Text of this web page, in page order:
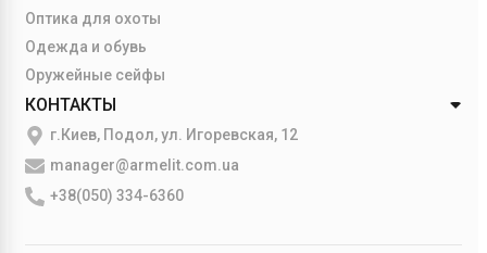
Оптика для охоты
Одежда и обувь
Оружейные сейфы
КОНТАКТЫ
г.Киев, Подол, ул. Игоревская, 12
manager@armelit.com.ua
+38(050) 334-6360